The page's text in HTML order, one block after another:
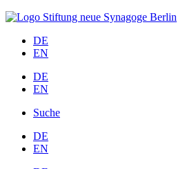
DE
EN
DE
EN
Suche
DE
EN